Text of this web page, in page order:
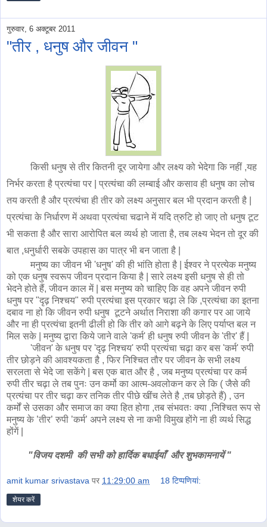
गुरुवार, 6 अक्टूबर 2011
"तीर , धनुष और जीवन "
किसी धनुष से तीर कितनी दूर जायेगा और लक्ष्य को भेदेगा कि नहीं ,यह
निर्भर करता है प्रत्यंचा पर | प्रत्यंचा की लम्बाई और कसाव ही धनुष का लोच
तय करती है और प्रत्यंचा ही तीर को लक्ष्य अनुसार बल भी प्रदान करती है |
प्रत्यंचा के निर्धारण में अथवा प्रत्यंचा चढाने में यदि त्रुटि हो जाए तो धनुष टूट
भी सकता है और सारा आरोपित बल व्यर्थ हो जाता है, तब लक्ष्य भेदन तो दूर की
बात ,धनुर्धारी सबके उपहास का पात्र भी बन जाता है |
मनुष्य का जीवन भी 'धनुष' की ही भांति होता है | ईश्वर ने प्रत्येक मनुष्य
को एक धनुष स्वरूप जीवन प्रदान किया है | सारे लक्ष्य इसी धनुष से ही तो
भेदने होते हैं, जीवन काल में | बस मनुष्य को चाहिए कि वह अपने जीवन रुपी
धनुष पर "दृढ़ निश्चय" रुपी प्रत्यंचा इस प्रकार चढ़ा ले कि ,प्रत्यंचा का इतना
दबाव ना हो कि जीवन रुपी धनुष टूटने अर्थात निराशा की कगार पर आ जाये
और ना ही प्रत्यंचा इतनी ढीली हो कि तीर को आगे बढ़ने के लिए पर्याप्त बल न
मिल सके | मनुष्य द्वारा किये जाने वाले 'कर्म' ही धनुष रुपी जीवन के 'तीर' हैं |
'जीवन' के धनुष पर 'दृढ़ निश्चय' रुपी प्रत्यंचा चढ़ा कर बस 'कर्म' रुपी
तीर छोड़ने की आवश्यकता है , फिर निश्चित तौर पर जीवन के सभी लक्ष्य
सरलता से भेदे जा सकेंगे | बस एक बात और है , जब मनुष्य प्रत्यंचा पर कर्म
रुपी तीर चढ़ा ले तब पुनः उन कर्मो का आत्म-अवलोकन कर ले कि ( जैसे की
प्रत्यंचा पर तीर चढ़ा कर तनिक तीर पीछे खींच लेते है ,तब छोड़ते हैं) , उन
कर्मों से उसका और समाज का क्या हित होगा ,तब संभवतः क्या ,निश्चित रूप से
मनुष्य के ’तीर’ रुपी ’कर्म’ अपने लक्ष्य से ना कभी विमुख होंगे ना ही व्यर्थ सिद्ध
होंगें |
"विजय दशमी की सभी को हार्दिक बधाईयाँ और शुभकामनायें "
amit kumar srivastava पर 11:29:00 am 18 टिप्‍पणियां:
शेयर करें